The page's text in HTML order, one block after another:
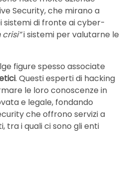
Security, che mirano a
sistemi di fronte ai cyber-
crisi”i sistemi per valutarne le
figure spesso associate
. Questi esperti di hacking
le loro conoscenze in
e legale, fondando
che offrono servizi a
tra i quali ci sono gli enti